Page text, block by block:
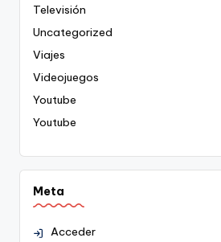
Televisión
Uncategorized
Viajes
Videojuegos
Youtube
Youtube
Meta
Acceder